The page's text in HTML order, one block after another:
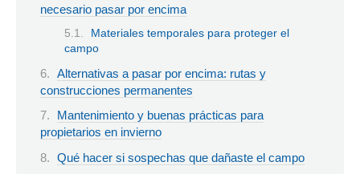
necesario pasar por encima
Materiales temporales para proteger el
campo
Alternativas a pasar por encima: rutas y
construcciones permanentes
Mantenimiento y buenas prácticas para
propietarios en invierno
Qué hacer si sospechas que dañaste el campo